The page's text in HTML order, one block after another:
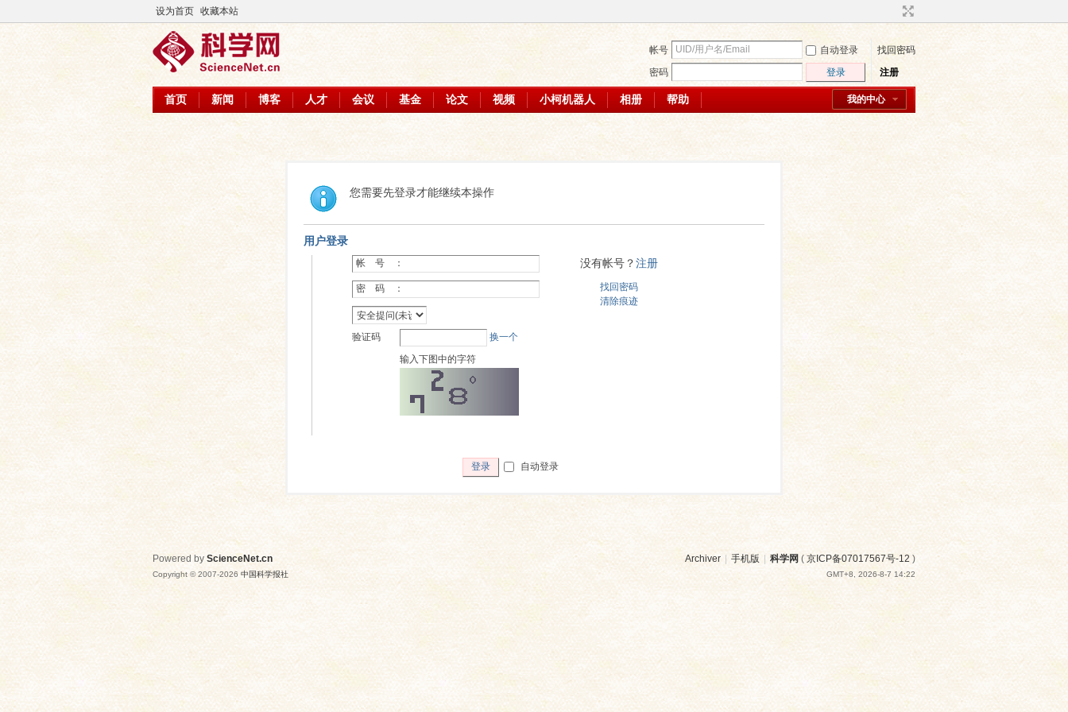
设为首页 收藏本站
帐号 自动登录
找回密码
密码
登录 注册
我的中心
首页 新闻 博客 人才 会议 基金 论文 视频 小柯机器人 相册 帮助
您需要先登录才能继续本操作
用户登录
帐 号 ：
密 码 ：
验证码
换一个
输入下图中的字符
没有帐号？注册
找回密码
清除痕迹
登录 自动登录
Archiver | 手机版 | 科学网 ( 京ICP备07017567号-12 )
GMT+8, 2026-8-7 14:22
Powered by ScienceNet.cn
Copyright © 2007-2026 中国科学报社